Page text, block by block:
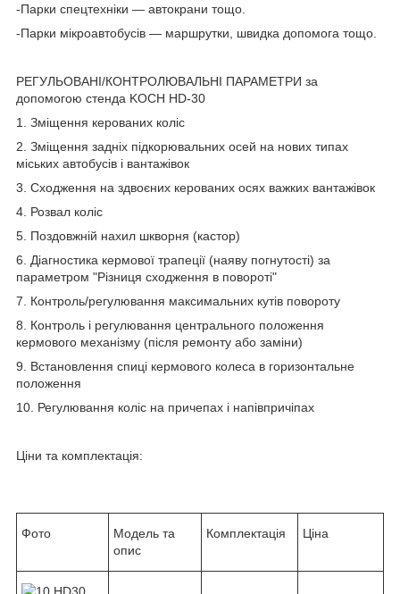
-Парки спецтехніки — автокрани тощо.
-Парки мікроавтобусів — маршрутки, швидка допомога тощо.
РЕГУЛЬОВАНІ/КОНТРОЛЮВАЛЬНІ ПАРАМЕТРИ за
допомогою стенда KOCH HD-30
1. Зміщення керованих коліс
2. Зміщення задніх підкорювальних осей на нових типах
міських автобусів і вантажівок
3. Сходження на здвоєних керованих осях важких вантажівок
4. Розвал коліс
5. Поздовжній нахил шкворня (кастор)
6. Діагностика кермової трапеції (наяву погнутості) за
параметром "Різниця сходження в повороті"
7. Контроль/регулювання максимальних кутів повороту
8. Контроль і регулювання центрального положення
кермового механізму (після ремонту або заміни)
9. Встановлення спиці кермового колеса в горизонтальне
положення
10. Регулювання коліс на причепах і напівпричіпах
Ціни та комплектація:
Фото
Модель та
опис
Комплектація Ціна